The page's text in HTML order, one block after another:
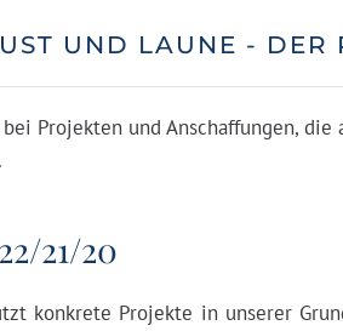
UND LAUNE - DER
Projekten und Anschaffungen,
21/20
konkrete Projekte in unserer